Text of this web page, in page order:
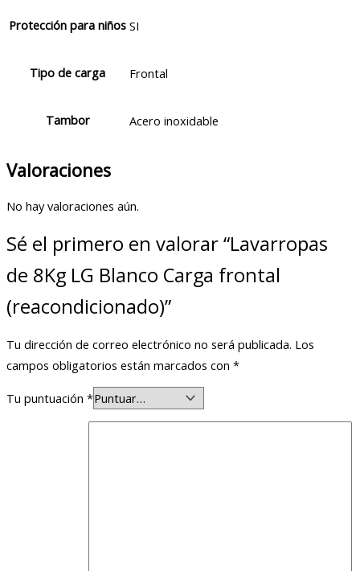
Protección para niños SI
Tipo de carga Frontal
Tambor Acero inoxidable
Valoraciones
No hay valoraciones aún.
Sé el primero en valorar “Lavarropas
de 8Kg LG Blanco Carga frontal
(reacondicionado)”
Tu dirección de correo electrónico no será publicada. Los
campos obligatorios están marcados con *
Tu puntuación *